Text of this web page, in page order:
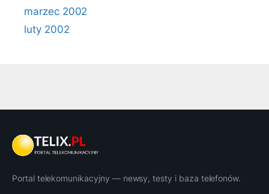
marzec 2002
luty 2002
Portal telekomunikacyjny — newsy, testy i baza telefonów.